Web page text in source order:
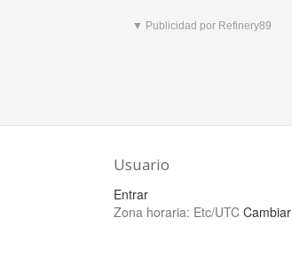
▼ Publicidad por Refinery89
Usuario
Entrar
Zona horaria: Etc/UTC Cambiar